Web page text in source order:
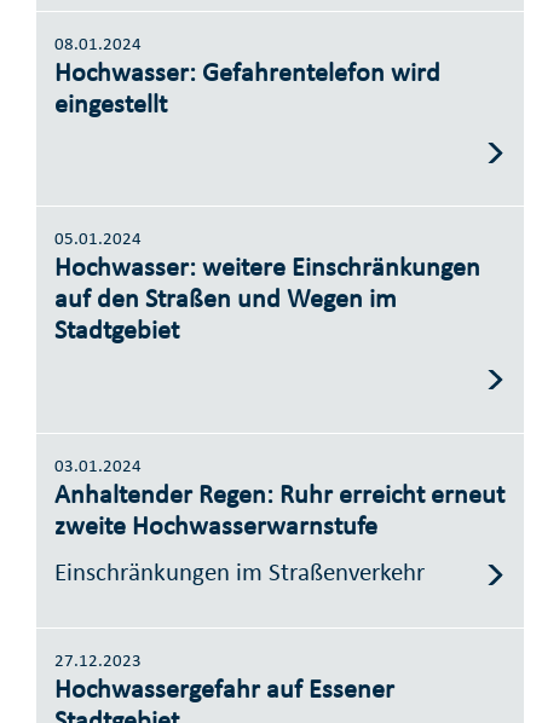
08.01.2024
Hochwasser: Gefahrentelefon wird
eingestellt
05.01.2024
Hochwasser: weitere Einschränkungen
auf den Straßen und Wegen im
Stadtgebiet
03.01.2024
Anhaltender Regen: Ruhr erreicht erneut
zweite Hochwasserwarnstufe
Einschränkungen im Straßenverkehr
27.12.2023
Hochwassergefahr auf Essener